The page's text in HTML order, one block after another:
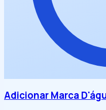
Adicionar Marca